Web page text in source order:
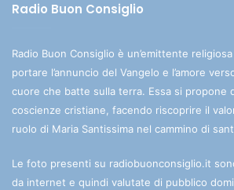
Radio Buon Consiglio
Radio Buon Consiglio è un’emittente
portare l’annuncio del Vangelo e l’amore
cuore che batte sulla terra. Essa si propone
coscienze cristiane, facendo riscoprire il
ruolo di Maria Santissima nel cammino di
Le foto presenti su radiobuonconsiglio.it
da internet e quindi valutate di pubblico